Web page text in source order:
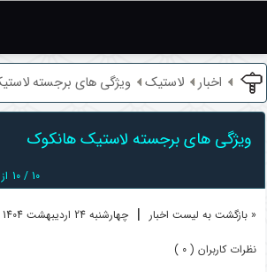
اخبار لاستیک ویژگی های برجسته
ویژگی های برجسته لاستیک هانکوک
10 / 10 از
« بازگشت به لیست اخبار | چهارشنبه 24 ارديبهشت 1404 در ساعت 0 و 0 دقیقه
نظرات کاربران ( 0 )